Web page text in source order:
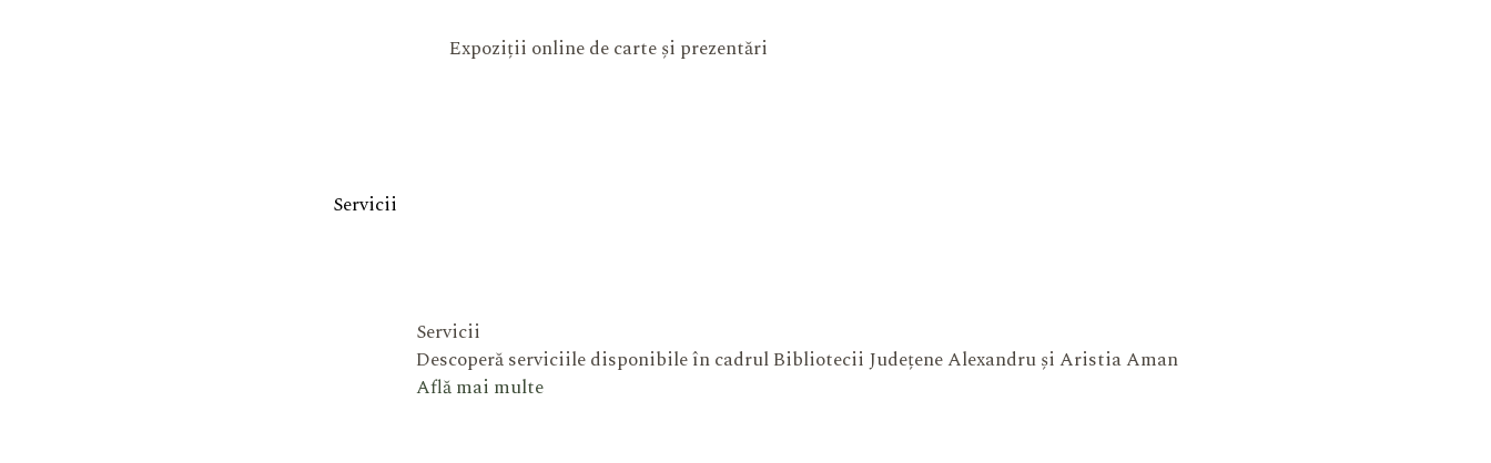
Expoziții online de carte și prezentări
Servicii
Servicii
Descoperă serviciile disponibile în cadrul Bibliotecii Județene Alexandru și Aristia Aman
Află mai multe